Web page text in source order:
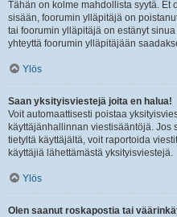
Tähän on kolme mahdollista syytä. Et
sisään, foorumin ylläpitäjä on
tai foorumin ylläpitäjä on estänyt
yhteyttä foorumin ylläpitäjään
Ylös
Saan yksityisviestejä joita en halua!
Voit automaattisesti poistaa
käyttäjänhallinnan viestisääntöjä.
tietyltä käyttäjältä, voit raportoida
käyttäjiä lähettämästä yksityisviestejä.
Ylös
Olen saanut roskapostia tai